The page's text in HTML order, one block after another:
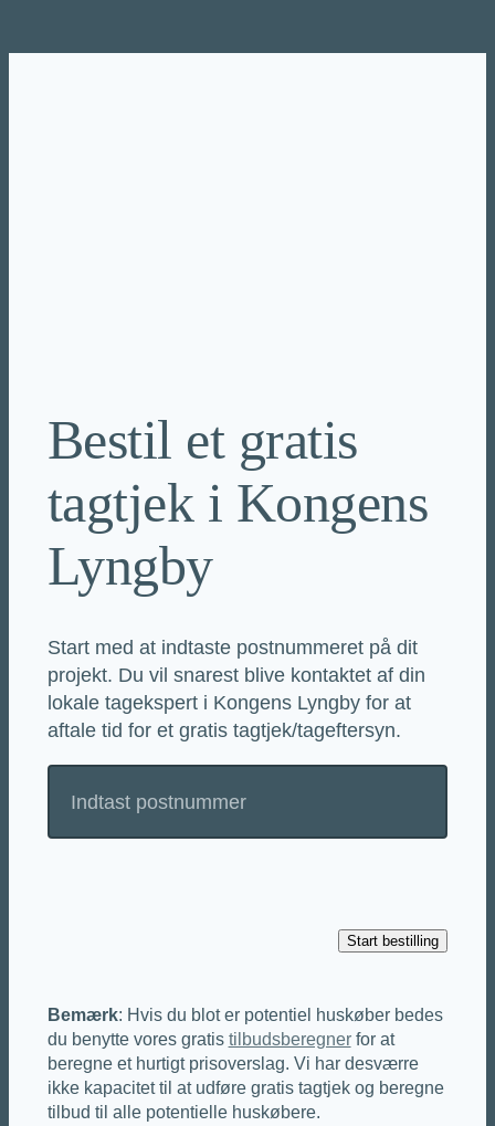
til
Bestil et gratis
tagtjek i Kongens
Lyngby
Start med at indtaste postnummeret på dit
projekt. Du vil snarest blive kontaktet af din
lokale tagekspert i Kongens Lyngby for at
aftale tid for et gratis tagtjek/tageftersyn.
Bemærk: Hvis du blot er potentiel huskøber bedes
du benytte vores gratis tilbudsberegnerfor at
beregne et hurtigt prisoverslag. Vi har desværre
ikke kapacitet til at udføre gratis tagtjek og beregne
tilbud til alle potentielle huskøbere.